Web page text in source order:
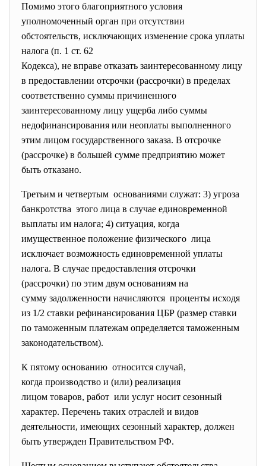
Помимо этого благоприятного условия
уполномоченный орган при отсутствии
обстоятельств, исключающих изменение срока уплаты
налога (п. 1 ст. 62
Кодекса), не вправе отказать заинтересованному лицу
в предоставлении отсрочки (рассрочки) в пределах
соответственно суммы причиненного
заинтересованному лицу ущерба либо суммы
недофинансирования или неоплаты выполненного
этим лицом государственного заказа. В отсрочке
(рассрочке) в большей сумме предприятию может
быть отказано.
Третьим и четвертым основаниями служат: 3) угроза
банкротства этого лица в случае единовременной
выплаты им налога; 4) ситуация, когда
имущественное положение физического лица
исключает возможность единовременной уплаты
налога. В случае предоставления отсрочки
(рассрочки) по этим двум основаниям на
сумму задолженности начисляются проценты исходя
из 1/2 ставки рефинансирования ЦБР (размер ставки
по таможенным платежам определяется таможенным
законодательством).
К пятому основанию относится случай,
когда производство и (или) реализация
лицом товаров, работ или услуг носит сезонный
характер. Перечень таких отраслей и видов
деятельности, имеющих сезонный характер, должен
быть утвержден Правительством РФ.